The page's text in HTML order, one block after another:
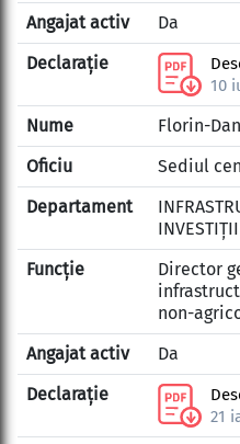
Da
10
Florin-Dan
Sediul
Director
non-
Da
21